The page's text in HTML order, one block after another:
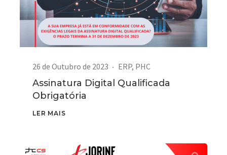
26 de Outubro de 2023 ERP, PHC
Assinatura Digital Qualificada
Obrigatória
LER MAIS